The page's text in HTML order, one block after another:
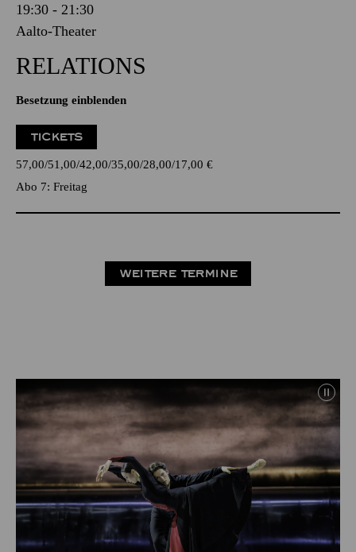
19:30 - 21:30
Aalto-Theater
RELATIONS
Besetzung einblenden
TICKETS
57,00 51,00 42,00 35,00 28,00 17,00 €
Abo 7: Freitag
WEITERE TERMINE